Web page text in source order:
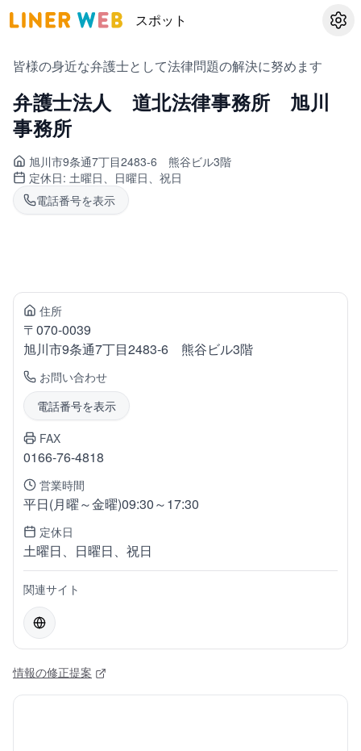
スポット 設定
皆様の身近な弁護士として法律問題の解決に努めます
弁護士法人 道北法律事務所 旭川
事務所
旭川市9条通7丁目2483-6 熊谷ビル3階
定休日: 土曜日、日曜日、祝日
電話番号を表示
住所
〒070-0039
旭川市9条通7丁目2483-6 熊谷ビル3階
お問い合わせ
電話番号を表示
FAX
0166-76-4818
営業時間
平日(月曜～金曜)09:30～17:30
定休日
土曜日、日曜日、祝日
関連サイト
情報の修正提案